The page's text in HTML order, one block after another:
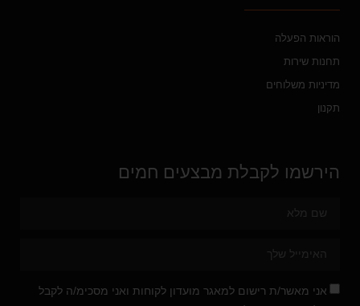
הוראות הפעלה
תחנות שירות
מדיניות משלוחים
תקנון
הירשמו לקבלת מבצעים חמים
אני מאשר/ת רישום למאגר מועדון לקוחות ואני מסכימ/ה לקבל